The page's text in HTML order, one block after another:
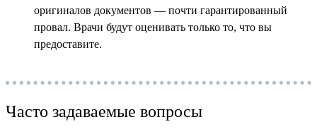
оригиналов документов — почти гарантированный
провал. Врачи будут оценивать только то, что вы
предоставите.
Часто задаваемые вопросы